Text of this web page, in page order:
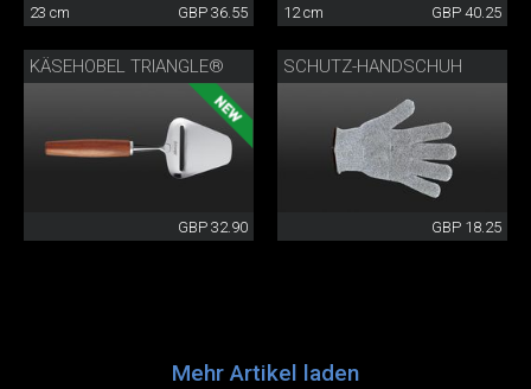
23 cm GBP 36.55 12 cm GBP 40.25
KÄSEHOBEL TRIANGLE®
GBP 32.90
SCHUTZ-HANDSCHUH
GBP 18.25
Mehr Artikel laden